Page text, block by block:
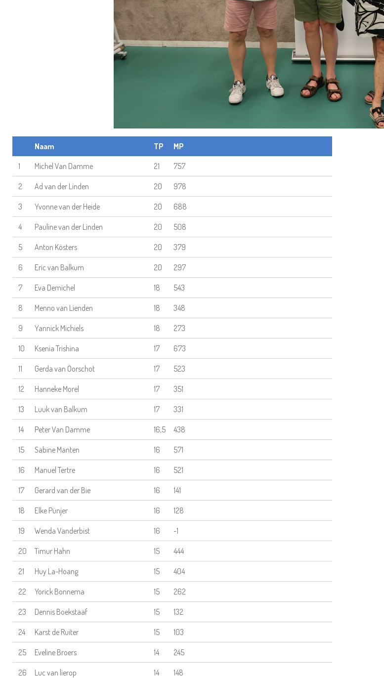
Naam TP
MP
1
Michel Van Damme 21 757
2 Ad van der Linden 20 978
3 Yvonne van der Heide 20 688
4 Pauline van der Linden 20 508
5 Anton Kösters 20 379
6 Eric van Balkum 20 297
7 Eva Demichel 18 543
8 Menno van Lienden 18 348
9 Yannick Michiels 18 273
10 Ksenia Trishina 17 673
11 Gerda van Oorschot 17 523
12 Hanneke Morel 17 351
13 Luuk van Balkum 17 331
14 Peter Van Damme 16,5 438
15 Sabine Manten 16 571
16 Manuel Tertre 16 521
17 Gerard van der Bie 16 141
18 Elke Pünjer 16 128
19 Wenda Vanderbist 16 -1
20 Timur Hahn 15 444
21 Huy La-Hoang 15 404
22 Yorick Bonnema 15 262
23 Dennis Boekstaaf 15 132
24 Karst de Ruiter 15 103
25 Eveline Broers 14 245
26 Luc van lierop 14 148